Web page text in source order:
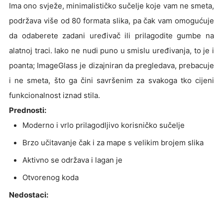
Ima ono svježe, minimalističko sučelje koje vam ne smeta,
podržava više od 80 formata slika, pa čak vam omogućuje
da odaberete zadani uređivač ili prilagodite gumbe na
alatnoj traci. Iako ne nudi puno u smislu uređivanja, to je i
poanta; ImageGlass je dizajniran da pregledava, prebacuje
i ne smeta, što ga čini savršenim za svakoga tko cijeni
funkcionalnost iznad stila.
Prednosti:
Moderno i vrlo prilagodljivo korisničko sučelje
Brzo učitavanje čak i za mape s velikim brojem slika
Aktivno se održava i lagan je
Otvorenog koda
Nedostaci: